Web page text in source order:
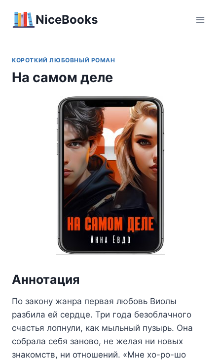
NiceBooks
КОРОТКИЙ ЛЮБОВНЫЙ РОМАН
На самом деле
Аннотация
По закону жанра первая любовь Виолы
разбила ей сердце. Три года безоблачного
счастья лопнули, как мыльный пузырь. Она
собрала себя заново, не желая ни новых
знакомств, ни отношений. «Мне хо-ро-шо